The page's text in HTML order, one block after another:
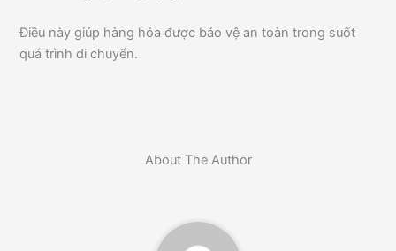
Điều này giúp hàng hóa được bảo vệ an toàn trong suốt
quá trình di chuyển.
About The Author